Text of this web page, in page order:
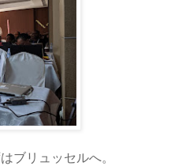
ブリュッセルへ。